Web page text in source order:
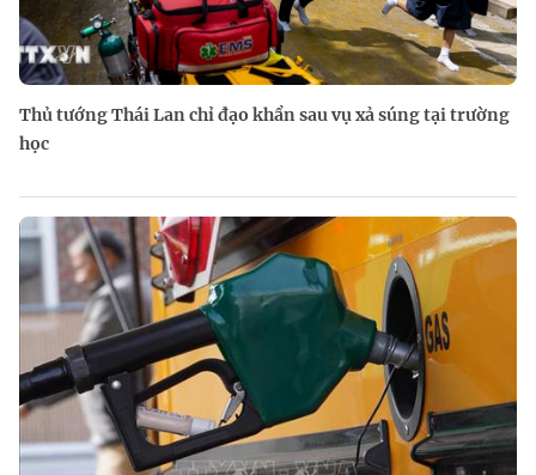
Thủ tướng Thái Lan chỉ đạo khẩn sau vụ xả súng tại trường
học